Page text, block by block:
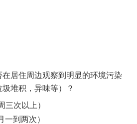
居住周边观察到明显的环境污染
堆积，异味等）？
三次以上）
一到两次）